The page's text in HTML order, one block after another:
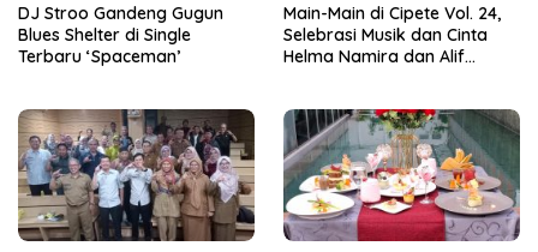
DJ Stroo Gandeng Gugun
Blues Shelter di Single
Terbaru ‘Spaceman’
Main-Main di Cipete Vol. 24,
Selebrasi Musik dan Cinta
Helma Namira dan Alif